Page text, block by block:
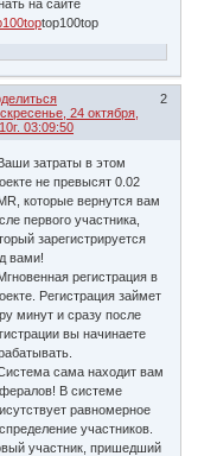
на сайте
top100top
2
24 октября,
03:09:50
затраты в этом
не превысят 0.02
которые вернутся вам
первого участника,
зарегистрируется
вами!
регистрация в
Регистрация займет
минут и сразу после
вы начинаете
сама находит вам
В системе
равномерное
участников.
участник, пришедший